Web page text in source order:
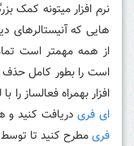
نرم افزار میتونه کمک
هایی که آنیستالرهای
از همه مهمتر است
است را بطور کامل
افزار بهمراه فعالساز را
ای فریدریافت کنید و
فریمطرح کنید تا